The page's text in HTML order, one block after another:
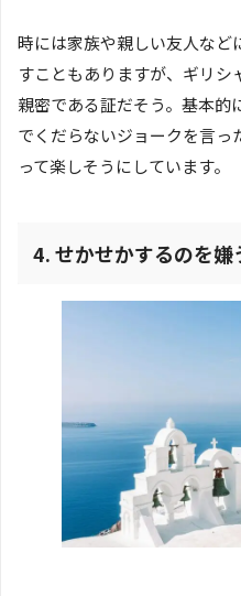
時には家族や親しい友人など
すこともありますが、ギリ
親密である証だそう。基本的
でくだらないジョークを言
って楽しそうにしています。
4. せかせかするのを嫌